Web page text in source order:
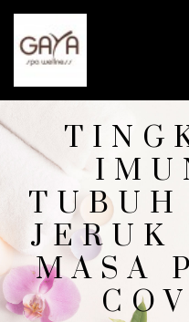
TUBUH
MASA